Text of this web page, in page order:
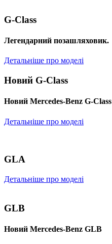
G-Class
Легендарний позашляховик.
Детальніше про моделі
Новий G-Class
Новий Mercedes-Benz G-Class
Детальніше про моделі
GLA
Детальніше про моделі
GLB
Новий Mercedes-Benz GLB